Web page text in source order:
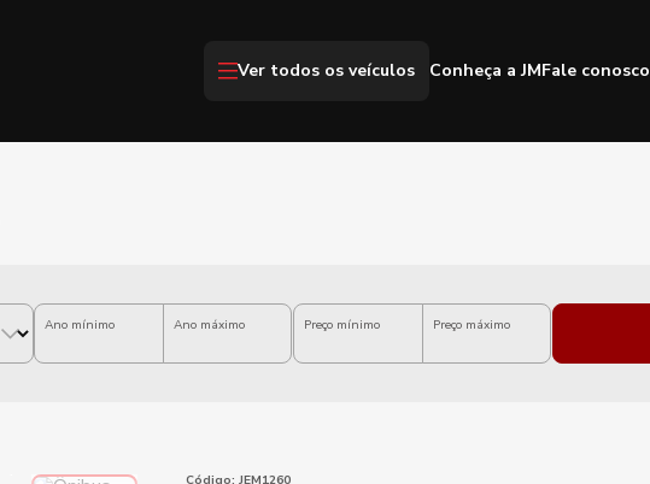
Ver todos os veículos Conheça a JMFale conosco
Ano mínimo Ano máximo Preço mínimo Preço máximo
Código: JEM1260